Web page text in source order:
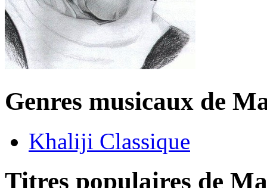
Genres musicaux de
Khaliji Classique
Titres populaires de